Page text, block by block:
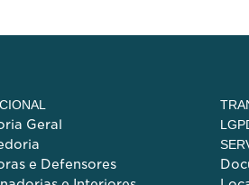
Geral
e Defensores